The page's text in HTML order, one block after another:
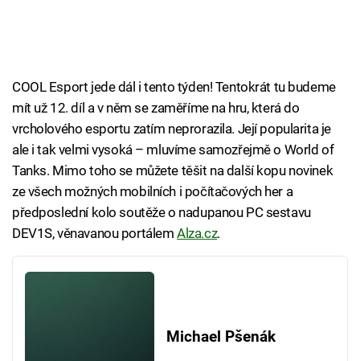
COOL Esport jede dál i tento týden! Tentokrát tu budeme
mít už 12. díl a v něm se zaměříme na hru, která do
vrcholového esportu zatím neprorazila. Její popularita je
ale i tak velmi vysoká – mluvíme samozřejmě o World of
Tanks. Mimo toho se můžete těšit na další kopu novinek
ze všech možných mobilních i počítačových her a
předposlední kolo soutěže o nadupanou PC sestavu
DEV1S, věnavanou portálemAlza.cz.
Michael Pšenák